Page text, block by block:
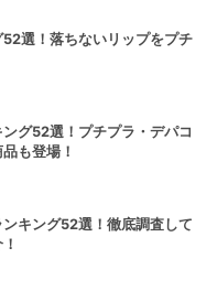
選！落ちないリップをプチ
グ52選！プチプラ・デパコ
も登場！
キング52選！徹底調査して